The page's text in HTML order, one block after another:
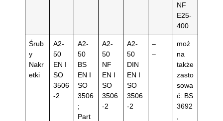
NF
E25-
400
Śrub
y
Nakr
etki
A2-
50
EN I
SO
3506
-2
A2-
50
BS
EN I
SO
3506
;
Part
A2-
50
NF
EN I
SO
3506
-2
A2-
50
DIN
EN I
SO
3506
-2
–
–
moż
na
także
zasto
sowa
ć: BS
3692